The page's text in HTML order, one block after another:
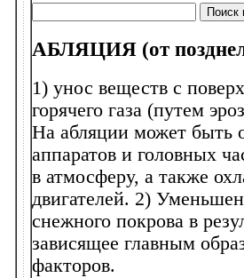
АБЛЯЦИЯ (от
1) унос веществ с
горячего газа (путем
На абляции может быть
аппаратов и головных
в атмосферу, а также
двигателей. 2)
снежного покрова в
зависящее главным
факторов.